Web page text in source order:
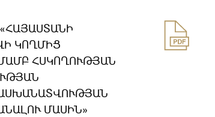
ԿՈՂՄԻՑ
ՀՍԿՈՂՈՒԹՅԱՆ
ՄԱՍԻՆ»